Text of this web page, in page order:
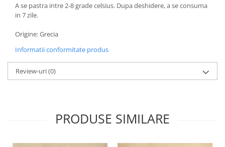
A se pastra intre 2-8 grade celsius. Dupa deshidere, a se consuma
in 7 zile.
Origine: Grecia
Informatii conformitate produs
Review-uri(0)
PRODUSE SIMILARE